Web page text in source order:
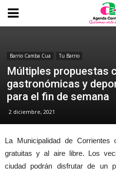
Barrio Camba Cua Tu Barrio
Múltiples propuestas
gastronómicas y
para el fin de semana
2 diciembre, 2021
La Municipalidad de Corrientes
gratuitas y al aire libre. Los
ciudad podrán disfrutar de un